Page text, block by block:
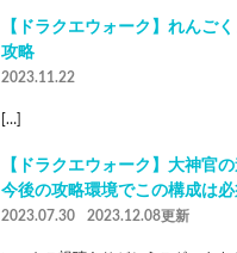
【ドラクエウォーク】れんご
攻略
2023.11.22
[…]
【ドラクエウォーク】大神官
今後の攻略環境でこの構成は必
2023.07.30 2023.12.08更新